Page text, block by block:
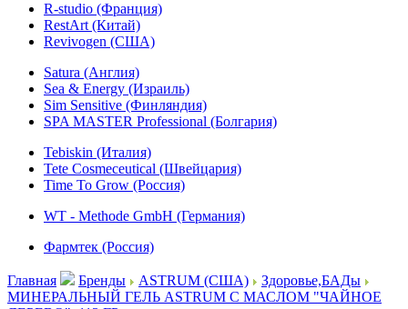
R-studio (Франция)
RestArt (Китай)
Revivogen (США)
Satura (Англия)
Sea & Energy (Израиль)
Sim Sensitive (Финляндия)
SPA MASTER Professional (Болгария)
Tebiskin (Италия)
Tete Cosmeceutical (Швейцария)
Time To Grow (Россия)
WT - Methode GmbH (Германия)
Фармтек (Россия)
Главная Бренды ASTRUM (США)
Здоровье,БАДы
МИНЕРАЛЬНЫЙ ГЕЛЬ ASTRUM С МАСЛОМ "ЧАЙНОЕ